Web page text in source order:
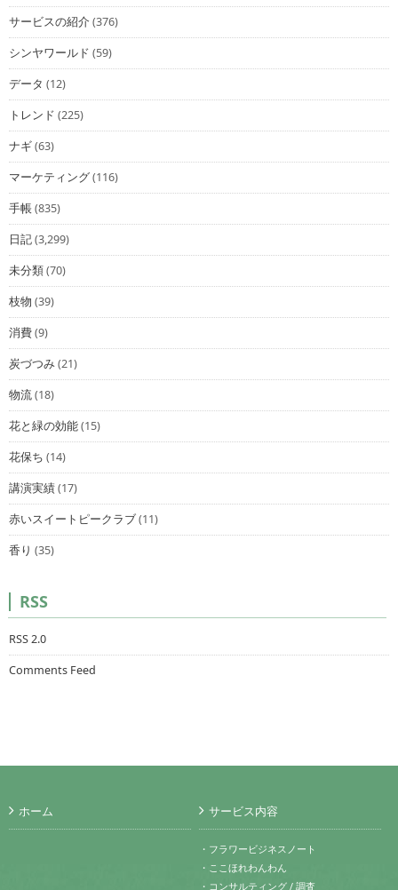
サービスの紹介(376)
シンヤワールド (59)
データ (12)
トレンド (225)
ナギ(63)
マーケティング(116)
手帳(835)
日記(3,299)
未分類(70)
枝物 (39)
消費(9)
炭づつみ(21)
物流(18)
花と緑の効能(15)
花保ち (14)
講演実績(17)
赤いスイートピークラブ(11)
香り (35)
RSS
RSS 2.0
Comments Feed
ホーム サービス内容
・フラワービジネスノート
・ここほれわんわん
・コンサルティング / 調査